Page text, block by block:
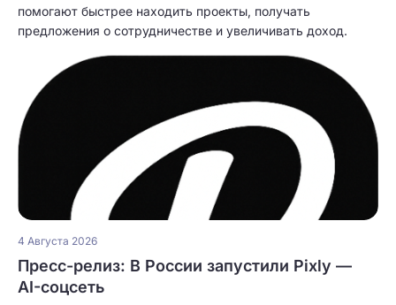
помогают быстрее находить проекты, получать
предложения о сотрудничестве и увеличивать доход.
4 Августа 2026
Пресс-релиз: В России запустили Pixly —
AI-соцсеть